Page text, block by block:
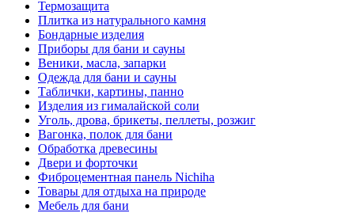
Термозащита
Плитка из натурального камня
Бондарные изделия
Приборы для бани и сауны
Веники, масла, запарки
Одежда для бани и сауны
Таблички, картины, панно
Изделия из гималайской соли
Уголь, дрова, брикеты, пеллеты, розжиг
Вагонка, полок для бани
Обработка древесины
Двери и форточки
Фиброцементная панель Nichiha
Товары для отдыха на природе
Мебель для бани